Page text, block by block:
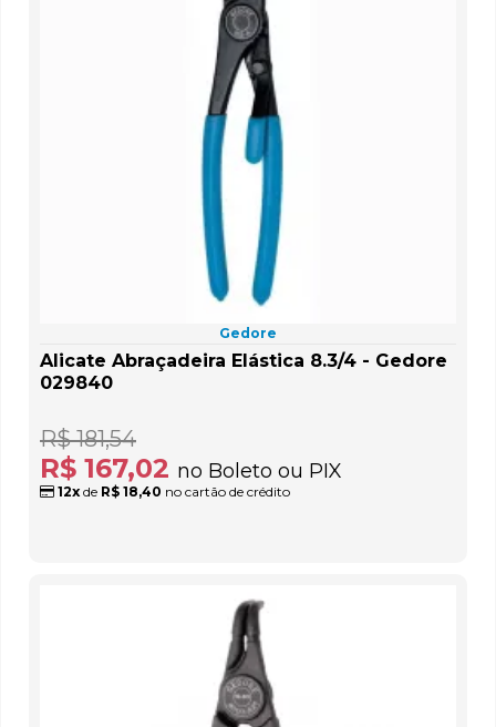
Gedore
Alicate Abraçadeira Elástica 8.3/4 - Gedore
029840
R$ 167,02 no Boleto ou PIX
R$ 181,54
12x de R$ 18,40 no cartão de crédito